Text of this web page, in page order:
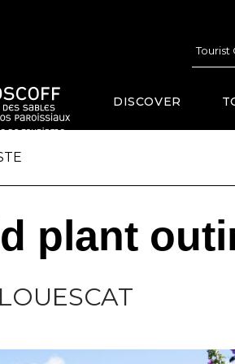
Tourist
DISCOVER
plant